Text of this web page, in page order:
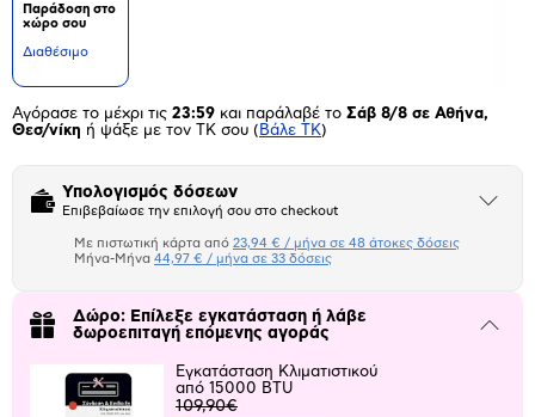
Παράδοση στο
χώρο σου
Διαθέσιμο
Αγόρασε το μέχρι τις 23:59 και παράλαβέ το Σάβ 8/8 σε Αθήνα,
Θεσ/νίκη ή ψάξε με τον ΤΚ σου ( Βάλε ΤΚ)
Υπολογισμός δόσεων
Επιβεβαίωσε την επιλογή σου στο checkout
Άνοιξε
Πιστωτική κάρτα
Με πιστωτική κάρτα από 23,94 € / μήνα σε 48 άτοκες δόσεις
Μήνα-Μήνα 44,97 € / μήνα σε 33 δόσεις
Δώρο: Επίλεξε εγκατάσταση ή λάβε
δωροεπιταγή επόμενης αγοράς
Κλείσε
Εγκατάσταση Κλιματιστικού
από 15000 BTU
109,90€